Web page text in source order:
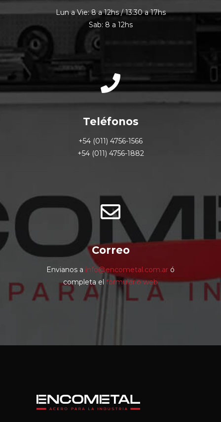
Lun a Vie: 8 a 12hs / 13.30 a 17hs
Sab: 8 a 12hs
Teléfonos
+54 (011) 4756-1566
+54 (011) 4756-1882
Correo
Envianos a info@encometal.com.ar ó
completa el formulario web